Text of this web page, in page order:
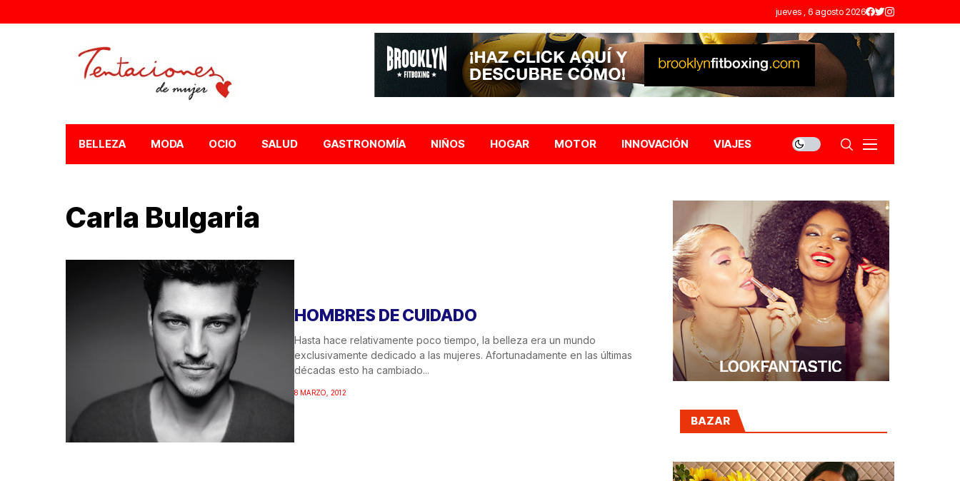
jueves , 6 agosto 2026
BELLEZA MODA OCIO SALUD GASTRONOMÍA NIÑOS HOGAR MOTOR INNOVACIÓN VIAJES
Carla Bulgaria
HOMBRES DE CUIDADO
Hasta hace relativamente poco tiempo, la belleza era un mundo
exclusivamente dedicado a las mujeres. Afortunadamente en las últimas
décadas esto ha cambiado...
8 MARZO, 2012
BAZAR